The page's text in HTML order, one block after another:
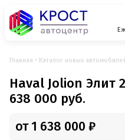
Главная Каталог новых
Haval Jolion Элит
638 000 руб.
от 1 638 000 ₽